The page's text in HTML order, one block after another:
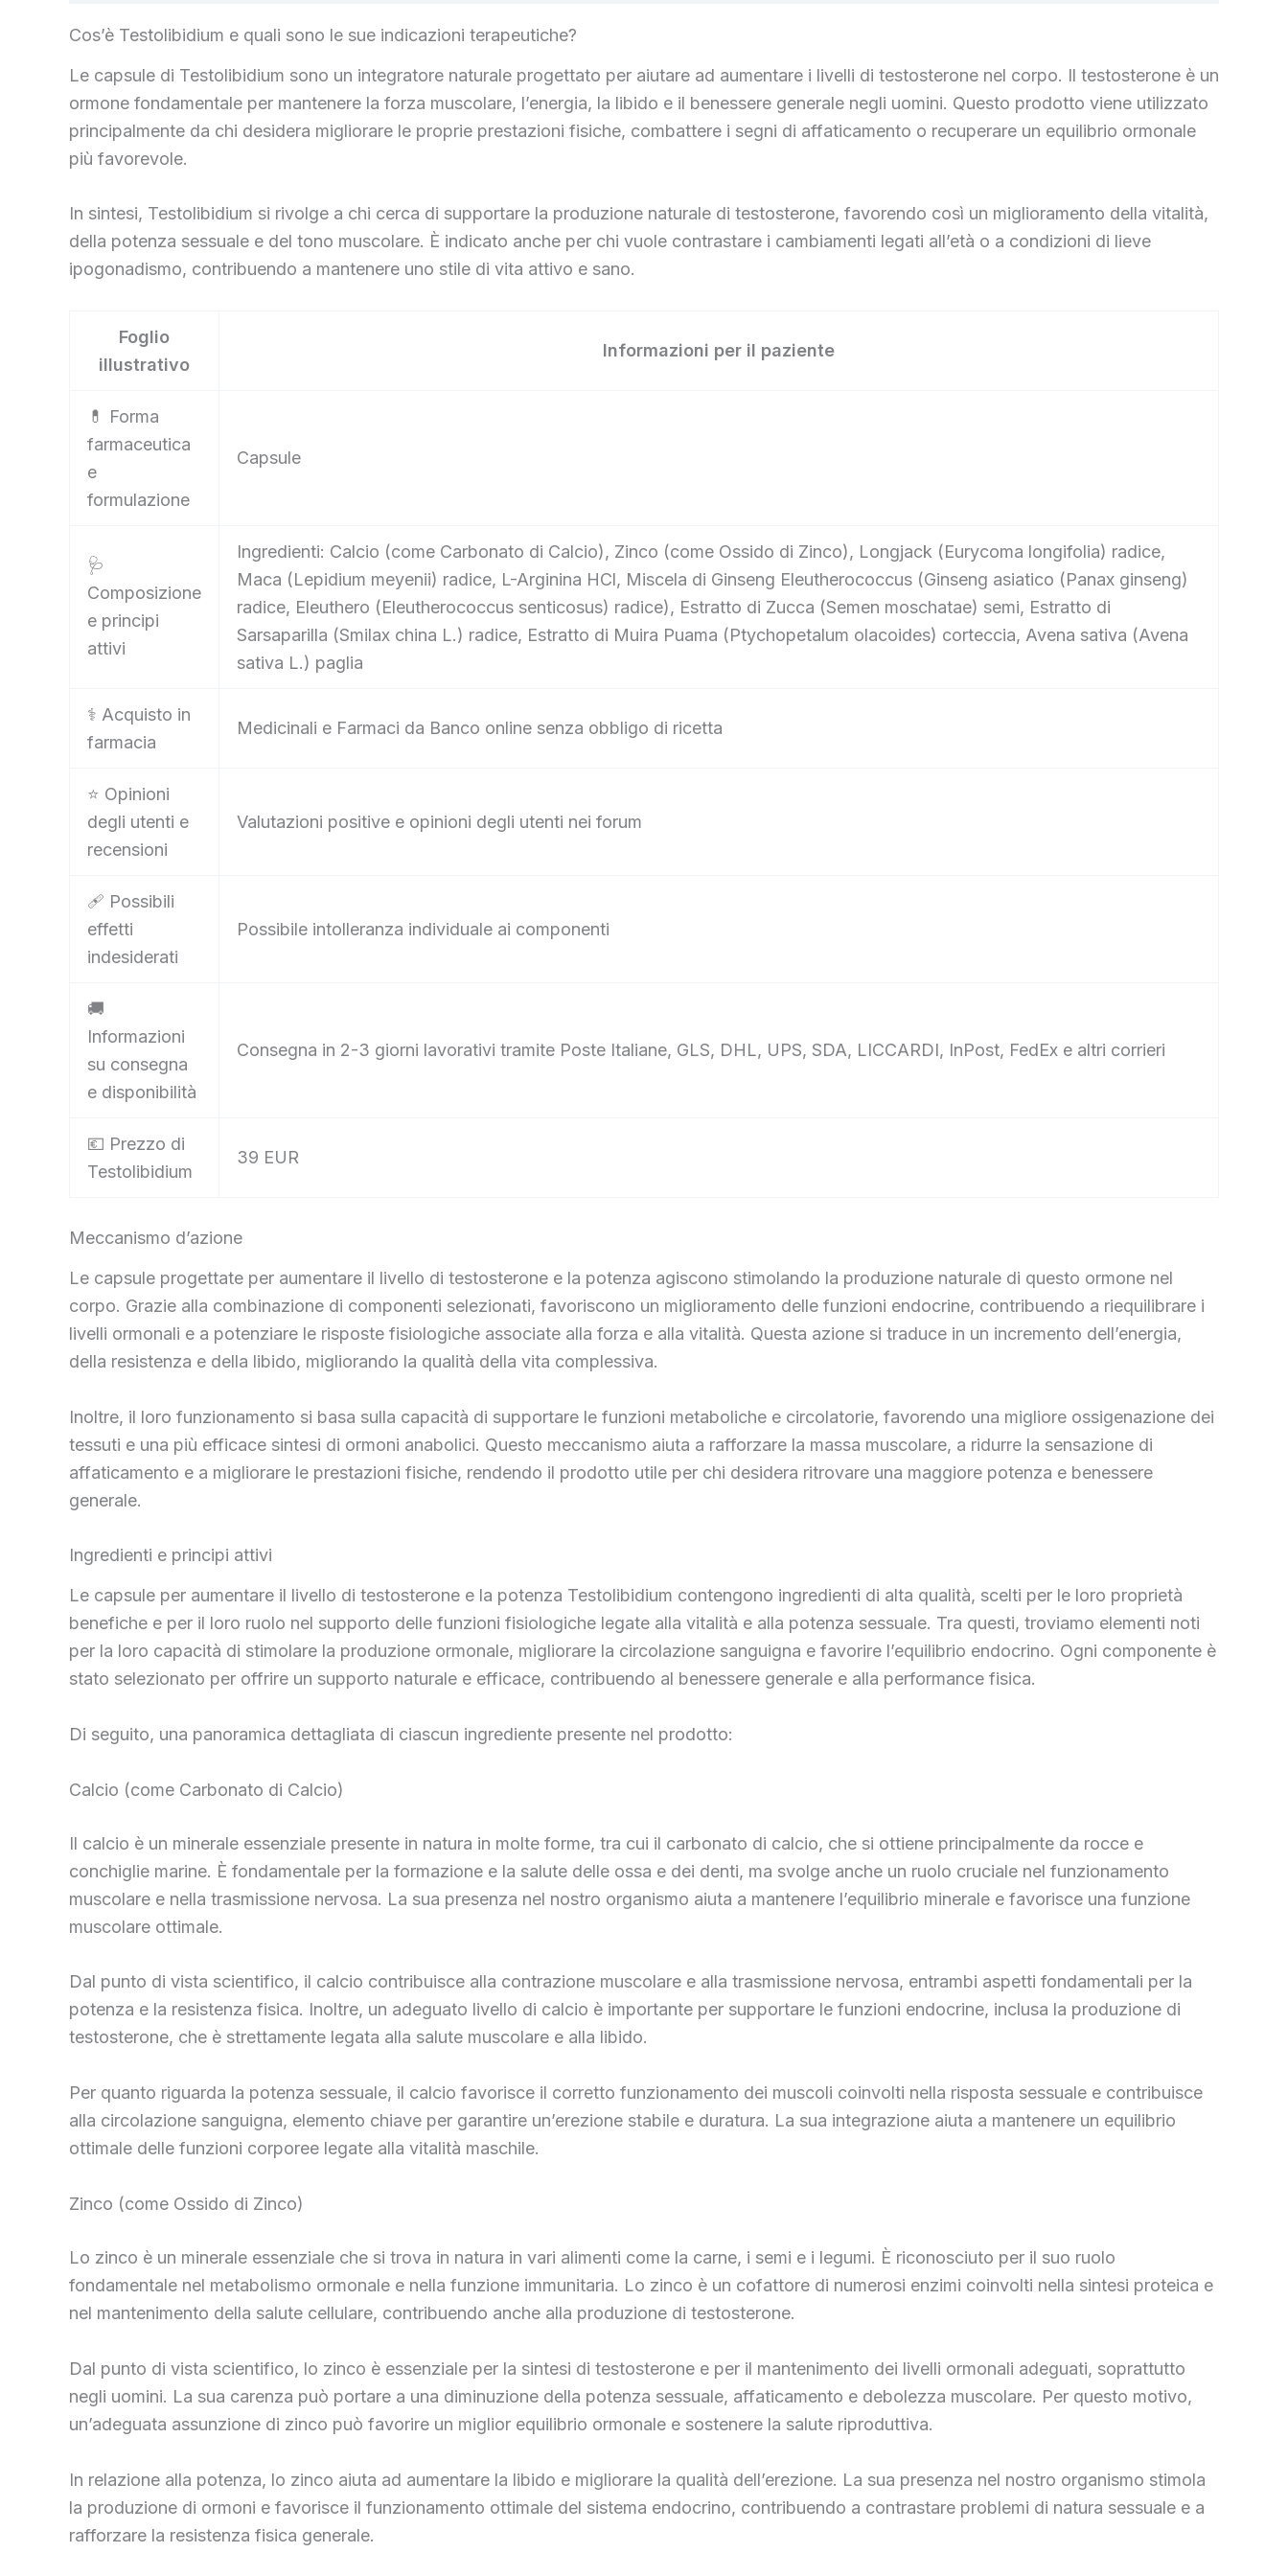
Cos’è Testolibidium e quali sono le sue indicazioni terapeutiche?
Le capsule di Testolibidium sono un integratore naturale progettato per aiutare ad aumentare i livelli di testosterone nel corpo. Il testosterone è un
ormone fondamentale per mantenere la forza muscolare, l’energia, la libido e il benessere generale negli uomini. Questo prodotto viene utilizzato
principalmente da chi desidera migliorare le proprie prestazioni fisiche, combattere i segni di affaticamento o recuperare un equilibrio ormonale
più favorevole.
In sintesi, Testolibidium si rivolge a chi cerca di supportare la produzione naturale di testosterone, favorendo così un miglioramento della vitalità,
della potenza sessuale e del tono muscolare. È indicato anche per chi vuole contrastare i cambiamenti legati all’età o a condizioni di lieve
ipogonadismo, contribuendo a mantenere uno stile di vita attivo e sano.
Foglio
illustrativo
Informazioni per il paziente
💊 Forma
farmaceutica
e
formulazione
Capsule
🩺
Composizione
e principi
attivi
Ingredienti: Calcio (come Carbonato di Calcio), Zinco (come Ossido di Zinco), Longjack (Eurycoma longifolia) radice,
Maca (Lepidium meyenii) radice, L-Arginina HCl, Miscela di Ginseng Eleutherococcus (Ginseng asiatico (Panax ginseng)
radice, Eleuthero (Eleutherococcus senticosus) radice), Estratto di Zucca (Semen moschatae) semi, Estratto di
Sarsaparilla (Smilax china L.) radice, Estratto di Muira Puama (Ptychopetalum olacoides) corteccia, Avena sativa (Avena
sativa L.) paglia
⚕️ Acquisto in
farmacia
Medicinali e Farmaci da Banco online senza obbligo di ricetta
⭐ Opinioni
degli utenti e
recensioni
Valutazioni positive e opinioni degli utenti nei forum
🩹 Possibili
effetti
indesiderati
Possibile intolleranza individuale ai componenti
🚚
Informazioni
su consegna
e disponibilità
Consegna in 2-3 giorni lavorativi tramite Poste Italiane, GLS, DHL, UPS, SDA, LICCARDI, InPost, FedEx e altri corrieri
💶 Prezzo di
Testolibidium
39 EUR
Meccanismo d’azione
Le capsule progettate per aumentare il livello di testosterone e la potenza agiscono stimolando la produzione naturale di questo ormone nel
corpo. Grazie alla combinazione di componenti selezionati, favoriscono un miglioramento delle funzioni endocrine, contribuendo a riequilibrare i
livelli ormonali e a potenziare le risposte fisiologiche associate alla forza e alla vitalità. Questa azione si traduce in un incremento dell’energia,
della resistenza e della libido, migliorando la qualità della vita complessiva.
Inoltre, il loro funzionamento si basa sulla capacità di supportare le funzioni metaboliche e circolatorie, favorendo una migliore ossigenazione dei
tessuti e una più efficace sintesi di ormoni anabolici. Questo meccanismo aiuta a rafforzare la massa muscolare, a ridurre la sensazione di
affaticamento e a migliorare le prestazioni fisiche, rendendo il prodotto utile per chi desidera ritrovare una maggiore potenza e benessere
generale.
Ingredienti e principi attivi
Le capsule per aumentare il livello di testosterone e la potenza Testolibidium contengono ingredienti di alta qualità, scelti per le loro proprietà
benefiche e per il loro ruolo nel supporto delle funzioni fisiologiche legate alla vitalità e alla potenza sessuale. Tra questi, troviamo elementi noti
per la loro capacità di stimolare la produzione ormonale, migliorare la circolazione sanguigna e favorire l’equilibrio endocrino. Ogni componente è
stato selezionato per offrire un supporto naturale e efficace, contribuendo al benessere generale e alla performance fisica.
Di seguito, una panoramica dettagliata di ciascun ingrediente presente nel prodotto:
Calcio (come Carbonato di Calcio)
Il calcio è un minerale essenziale presente in natura in molte forme, tra cui il carbonato di calcio, che si ottiene principalmente da rocce e
conchiglie marine. È fondamentale per la formazione e la salute delle ossa e dei denti, ma svolge anche un ruolo cruciale nel funzionamento
muscolare e nella trasmissione nervosa. La sua presenza nel nostro organismo aiuta a mantenere l’equilibrio minerale e favorisce una funzione
muscolare ottimale.
Dal punto di vista scientifico, il calcio contribuisce alla contrazione muscolare e alla trasmissione nervosa, entrambi aspetti fondamentali per la
potenza e la resistenza fisica. Inoltre, un adeguato livello di calcio è importante per supportare le funzioni endocrine, inclusa la produzione di
testosterone, che è strettamente legata alla salute muscolare e alla libido.
Per quanto riguarda la potenza sessuale, il calcio favorisce il corretto funzionamento dei muscoli coinvolti nella risposta sessuale e contribuisce
alla circolazione sanguigna, elemento chiave per garantire un’erezione stabile e duratura. La sua integrazione aiuta a mantenere un equilibrio
ottimale delle funzioni corporee legate alla vitalità maschile.
Zinco (come Ossido di Zinco)
Lo zinco è un minerale essenziale che si trova in natura in vari alimenti come la carne, i semi e i legumi. È riconosciuto per il suo ruolo
fondamentale nel metabolismo ormonale e nella funzione immunitaria. Lo zinco è un cofattore di numerosi enzimi coinvolti nella sintesi proteica e
nel mantenimento della salute cellulare, contribuendo anche alla produzione di testosterone.
Dal punto di vista scientifico, lo zinco è essenziale per la sintesi di testosterone e per il mantenimento dei livelli ormonali adeguati, soprattutto
negli uomini. La sua carenza può portare a una diminuzione della potenza sessuale, affaticamento e debolezza muscolare. Per questo motivo,
un’adeguata assunzione di zinco può favorire un miglior equilibrio ormonale e sostenere la salute riproduttiva.
In relazione alla potenza, lo zinco aiuta ad aumentare la libido e migliorare la qualità dell’erezione. La sua presenza nel nostro organismo stimola
la produzione di ormoni e favorisce il funzionamento ottimale del sistema endocrino, contribuendo a contrastare problemi di natura sessuale e a
rafforzare la resistenza fisica generale.